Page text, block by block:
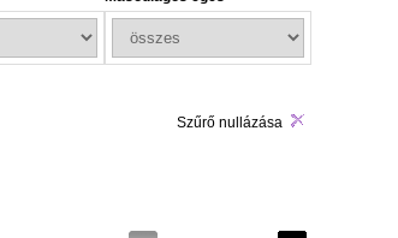
Szűrő nullázása